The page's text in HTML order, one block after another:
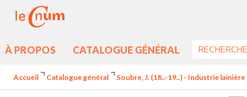
À PROPOS CATALOGUE GÉNÉRAL
Accueil Catalogue général Soubre, J. (18..-19..) - Industrie lainière